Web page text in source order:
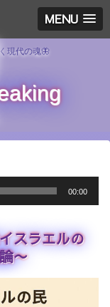
MENU
現代の魂🦋
00:00
スラエルの
〜